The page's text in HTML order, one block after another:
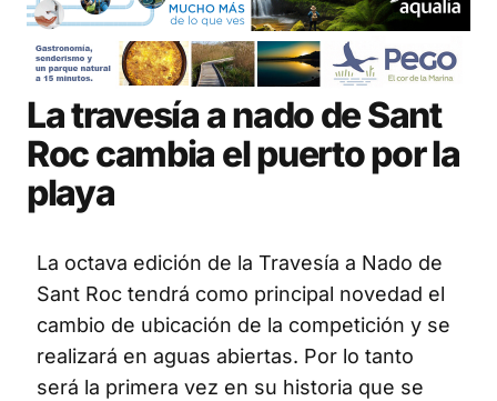
La travesía a nado de Sant
Roc cambia el puerto por la
playa
La octava edición de la Travesía a Nado de
Sant Roc tendrá como principal novedad el
cambio de ubicación de la competición y se
realizará en aguas abiertas. Por lo tanto
será la primera vez en su historia que se